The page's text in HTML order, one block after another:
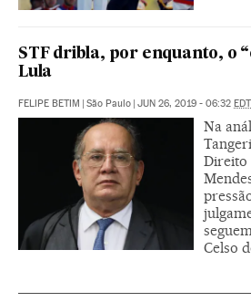
STF dribla, por enquanto, o
Lula
FELIPE BETIM | São Paulo | JUN 26, 2019 - 06:32 EDT
Na
Direito
Celso